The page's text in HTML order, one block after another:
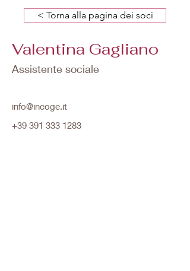
< Torna alla pagina dei soci
Valentina Gagliano
Assistente sociale
info@incoge.it
+39 391 333 1283